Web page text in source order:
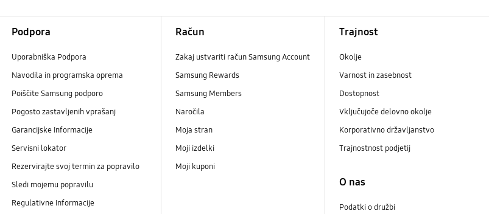
Podpora
Uporabniška Podpora
Navodila in programska oprema
Poiščite Samsung podporo
Pogosto zastavljenih vprašanj
Garancijske Informacije
Servisni lokator
Rezervirajte svoj termin za popravilo
Sledi mojemu popravilu
Regulativne Informacije
Račun
Zakaj ustvariti račun Samsung Account
Samsung Rewards
Samsung Members
Naročila
Moja stran
Moji izdelki
Moji kuponi
Trajnost
Okolje
Varnost in zasebnost
Dostopnost
Vključujoče delovno okolje
Korporativno državljanstvo
Trajnostnost podjetij
O nas
Podatki o družbi